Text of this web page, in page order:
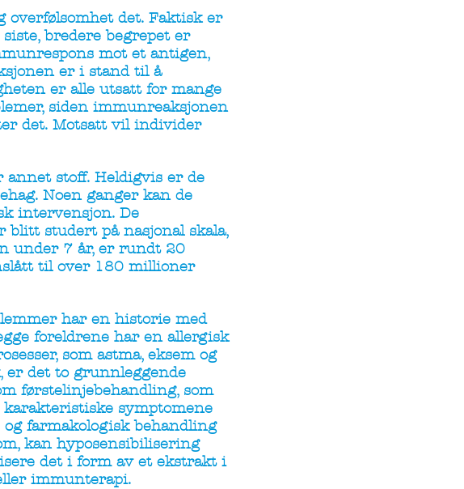
overfølsomhet det. Faktisk er
bredere begrepet er
mot et antigen,
er i stand til å
er alle utsatt for mange
siden immunreaksjonen
det. Motsatt vil individer
annet stoff. Heldigvis er de
Noen ganger kan de
intervensjon. De
blitt studert på nasjonal skala,
under 7 år, er rundt 20
til over 180 millioner
har en historie med
foreldrene har en allergisk
som astma, eksem og
det to grunnleggende
førstelinjebehandling, som
symptomene
farmakologisk behandling
kan hyposensibilisering
det i form av et ekstrakt i
immunterapi.